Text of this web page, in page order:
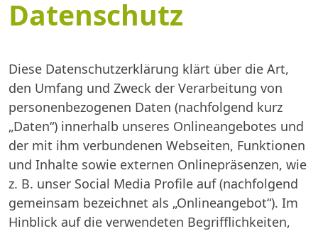
Datenschutz
Diese Datenschutzerklärung klärt über die Art,
den Umfang und Zweck der Verarbeitung von
personenbezogenen Daten (nachfolgend kurz
„Daten“) innerhalb unseres Onlineangebotes und
der mit ihm verbundenen Webseiten, Funktionen
und Inhalte sowie externen Onlinepräsenzen, wie
z. B. unser Social Media Profile auf (nachfolgend
gemeinsam bezeichnet als „Onlineangebot“). Im
Hinblick auf die verwendeten Begrifflichkeiten,